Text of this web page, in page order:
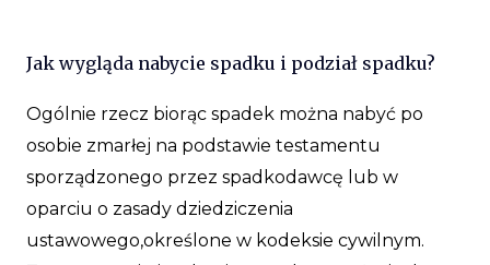
Jak wygląda nabycie spadku i podział spadku?
Ogólnie rzecz biorąc spadek można nabyć po
osobie zmarłej na podstawie testamentu
sporządzonego przez spadkodawcę lub w
oparciu o zasady dziedziczenia
ustawowego,określone w kodeksie cywilnym.